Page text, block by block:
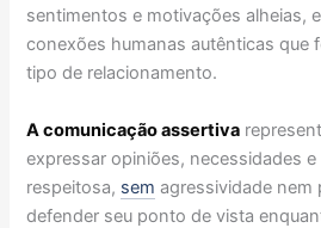
sentimentos e motivações alheias,
conexões humanas autênticas que
tipo de relacionamento.
A comunicação assertiva
expressar opiniões, necessidades
respeitosa, sem agressividade nem
defender seu ponto de vista